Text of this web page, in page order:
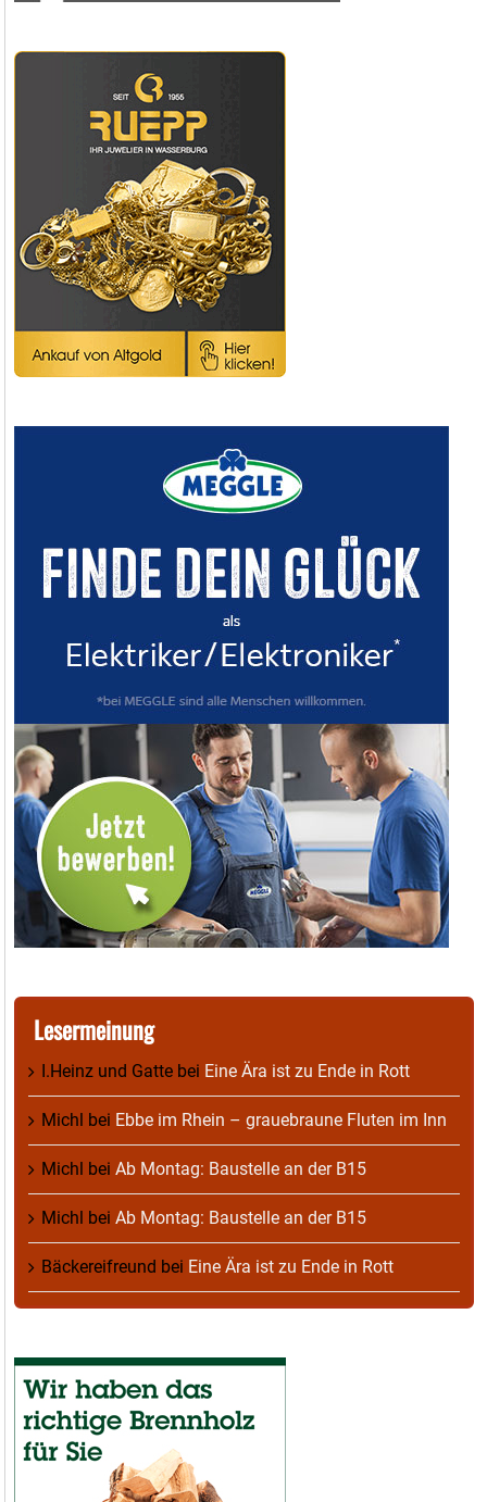
Lesermeinung
I.Heinz und Gatte bei Eine Ära ist zu Ende in Rott
Michl bei Ebbe im Rhein – grauebraune Fluten im Inn
Michl bei Ab Montag: Baustelle an der B15
Michl bei Ab Montag: Baustelle an der B15
Bäckereifreund bei Eine Ära ist zu Ende in Rott